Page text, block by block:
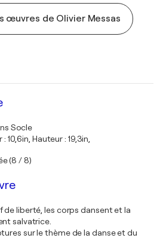
œuvres de Olivier Messas
Socle
10,6in, Hauteur : 19,3in,
(8 / 8)
de liberté, les corps dansent et la
salvatrice.
sur le thème de la danse et du